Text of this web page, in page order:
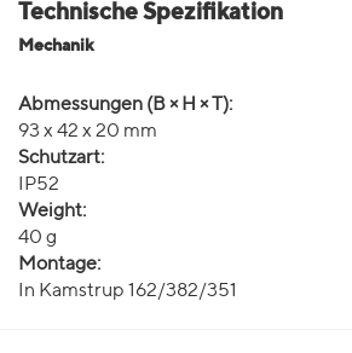
Technische Spezifikation
Mechanik
Abmessungen (B × H × T):
93 x 42 x 20 mm
Schutzart:
IP52
Weight:
40 g
Montage:
In Kamstrup 162/382/351